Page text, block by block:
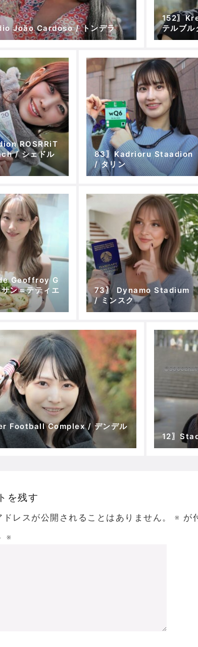
João Cardoso / トンデラ
152〗
テルブル
ROSRRiT
/ シェドル
83〗Kadrioru Staadion
/ タリン
Geoffroy G
ン＝テティエ
73〗 Dynamo Stadium
/ ミンスク
Football Complex / デンデル
12〗
を残す
ドレスが公開されることはありません。 ※ が
※